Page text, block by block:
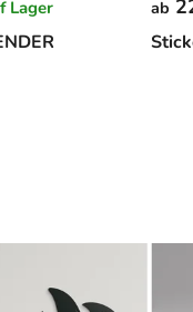
Lager ab